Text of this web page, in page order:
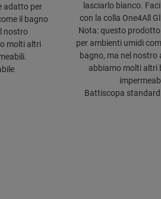
adatto per
il bagno
nostro
molti altri
lasciarlo bianco.
con la colla One4All
Nota: questo
per ambienti umidi
bagno, ma nel
abbiamo molti altri
Battiscopa